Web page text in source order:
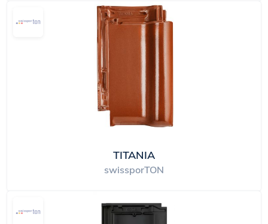
TITANIA
swissporTON